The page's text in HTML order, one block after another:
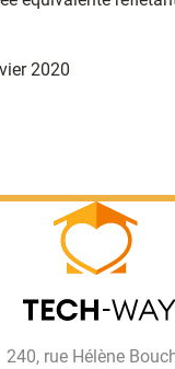
2020
240, rue Hélène